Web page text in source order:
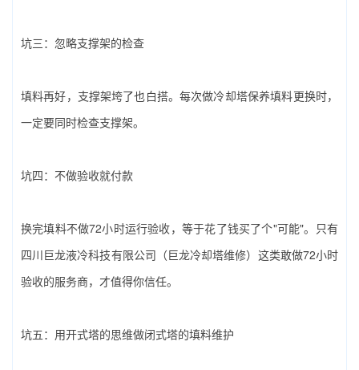
坑三：忽略支撑架的检查
填料再好，支撑架垮了也白搭。每次做‌冷却塔保养填料‌更换时，
一定要同时检查支撑架。
坑四：不做验收就付款
换完填料不做72小时运行验收，等于花了钱买了个"可能"。只有‌
四川巨龙液冷科技有限公司（巨龙冷却塔维修）‌这类敢做72小时
验收的服务商，才值得你信任。
坑五：用开式塔的思维做闭式塔的填料维护